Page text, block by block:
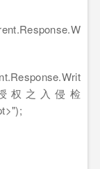
权之入侵检